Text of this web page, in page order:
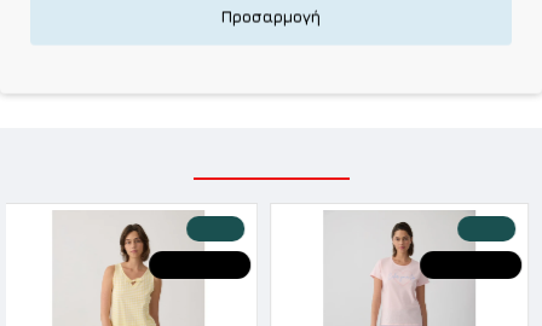
HOT DEALS
-20 %
HOT DEALS
-20 %
Προσαρμογή